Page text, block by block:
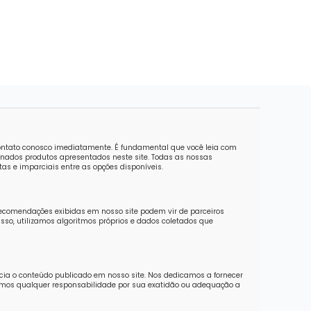
conosco imediatamente. É fundamental que você leia com
produtos apresentados neste site. Todas as nossas
e imparciais entre as opções disponíveis.
exibidas em nosso site podem vir de parceiros
utilizamos algoritmos próprios e dados coletados que
o conteúdo publicado em nosso site. Nos dedicamos a fornecer
qualquer responsabilidade por sua exatidão ou adequação a